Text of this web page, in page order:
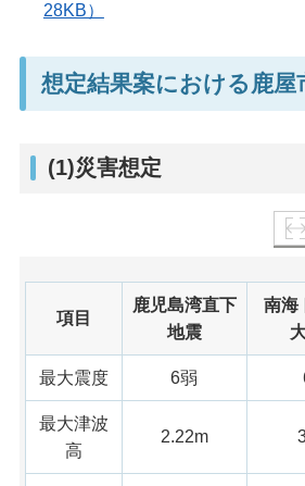
28KB）
想定結果案における鹿屋
(1)災害想定
項目
鹿児島湾直下
地震
南海
最大震度 6弱
最大津波
高
2.22m